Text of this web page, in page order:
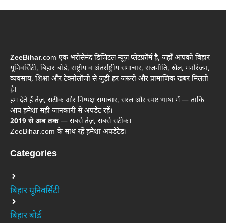
ZeeBihar.com एक भरोसेमंद डिजिटल न्यूज़ प्लेटफ़ॉर्म है, जहाँ आपको बिहार
यूनिवर्सिटी, बिहार बोर्ड, राष्ट्रीय व अंतर्राष्ट्रीय समाचार, राजनीति, खेल, मनोरंजन,
व्यवसाय, शिक्षा और टेक्नोलॉजी से जुड़ी हर जरूरी और प्रामाणिक खबर मिलती
है।
हम देते हैं तेज़, सटीक और निष्पक्ष समाचार, सरल और स्पष्ट भाषा में — ताकि
आप हमेशा सही जानकारी से अपडेट रहें।
2019 से अब तक — सबसे तेज़, सबसे सटीक।
ZeeBihar.com के साथ रहें हमेशा अपडेटेड।
Categories
बिहार यूनिवर्सिटी
बिहार बोर्ड